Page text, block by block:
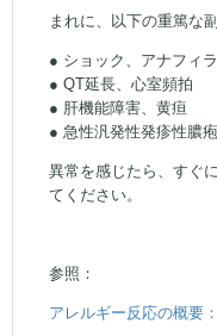
まれに、以下の重篤な
● ショック、アナフィ
● QT延長、心室頻拍
● 肝機能障害、黄疸
● 急性汎発性発疹性膿
異常を感じたら、すぐ
てください。
参照：
アレルギー反応の概要